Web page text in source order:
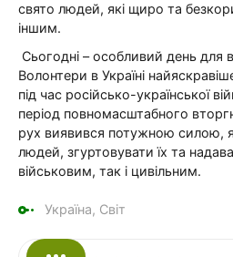
свято людей, які щиро та
іншим.
Сьогодні – особливий день для
Волонтери в Україні
під час російсько-української
період повномасштабного
рух виявився потужною силою,
людей, згуртовувати їх та
військовим, так і цивільним.
Україна, Світ